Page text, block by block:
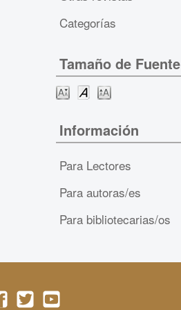
Categorías
Tamaño de Fuente
Información
Para Lectores
Para autoras/es
Para bibliotecarias/os